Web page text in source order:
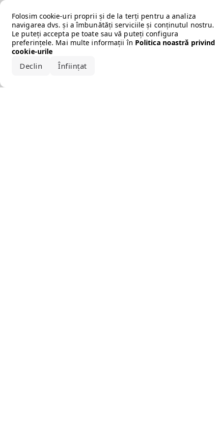
Folosim cookie-uri proprii și de la terți pentru a analiza
navigarea dvs. și a îmbunătăți serviciile și conținutul nostru.
Le puteți accepta pe toate sau vă puteți configura
preferințele. Mai multe informații în Politica noastră privind
cookie-urile
Declin Înființat
Error loading the brand